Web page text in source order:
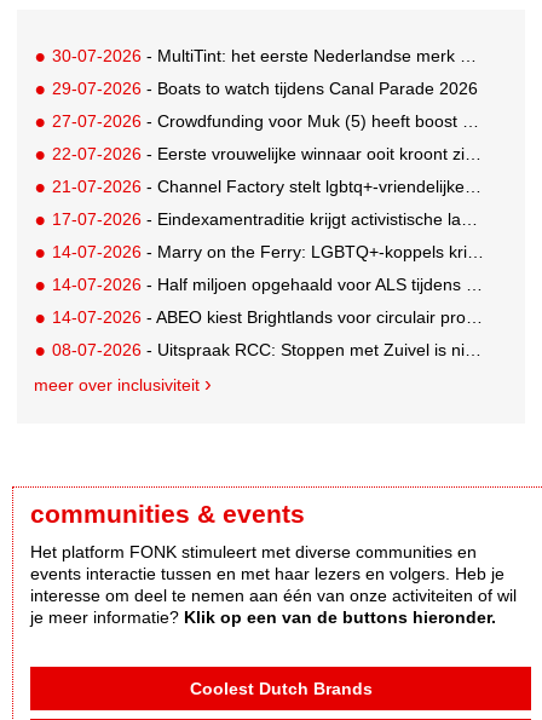
30-07-2026 - MultiTint: het eerste Nederlandse merk voor inclusieve wond- en sportverzorging
29-07-2026 - Boats to watch tijdens Canal Parade 2026
27-07-2026 - Crowdfunding voor Muk (5) heeft boost gekregen door BN'ers
22-07-2026 - Eerste vrouwelijke winnaar ooit kroont zich tot beste grunter van Nederland
21-07-2026 - Channel Factory stelt lgbtq+-vriendelijke inclusion list beschikbaar
17-07-2026 - Eindexamentraditie krijgt activistische lading tegen menstruatiearmoede
14-07-2026 - Marry on the Ferry: LGBTQ+-koppels krijgen de kans om hun huwelijksgeloften te hernieuwen op een wel heel bijzondere locatie
14-07-2026 - Half miljoen opgehaald voor ALS tijdens eerste Rotterdamse TriALSon
14-07-2026 - ABEO kiest Brightlands voor circulair productontwerp in de sportsector
08-07-2026 - Uitspraak RCC: Stoppen met Zuivel is niet misleidend
meer over inclusiviteit
communities & events
Het platform FONK stimuleert met diverse communities en
events interactie tussen en met haar lezers en volgers. Heb je
interesse om deel te nemen aan één van onze activiteiten of wil
je meer informatie? Klik op een van de buttons hieronder.
Coolest Dutch Brands